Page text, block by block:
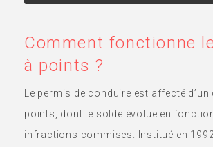
Comment fonctionne
à points ?
Le permis de conduire est affecté
points, dont le solde évolue en
infractions commises. Institué en